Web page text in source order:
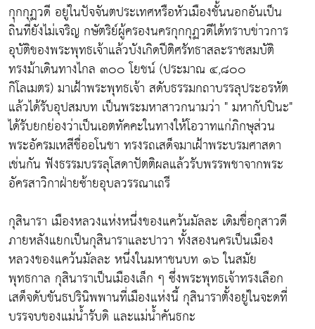
กุกกุฏวดี อยู่ในปัจจันตประเทศหรือหัวเมืองชั้นนอกอันเป็น
ถิ่นที่ยังไม่เจริญ กษัตริย์ผู้ครองนครกุกกุฏวดีได้ทราบข่าวการ
อุบัติของพระพุทธเจ้าแล้วบังเกิดปีติศรัทธาสละราชสมบัติ
ทรงม้าเดินทางไกล ๓๐๐ โยชน์ (ประมาณ ๔,๘๐๐
กิโลเมตร) มาเฝ้าพระพุทธเจ้า สดับธรรมกถาบรรลุประอรหัต
แล้วได้รับอุปสมบท เป็นพระมหาสาวกนามว่า " มหากัปปินะ"
ได้รับยกย่องว่าเป็นเอตทัคคะในทางให้โอวาทแก่ภิกษุส่วน
พระอัครมเหสีชื่ออโนชา ทรงรถเสด็จมาเฝ้าพระบรมศาสดา
เช่นกัน ฟังธรรมบรรลุโสดาปัตติผลแล้วรับพรรพชาจากพระ
อัครสาวิกาฝ่ายซ้ายอุบลวรรณาเถรี
กุสินารา เมืองหลวงแห่งหนึ่งของแคว้นมัลละ เดิมชื่อกุสาวดี
ภายหลังแยกเป็นกุสินาราและปาวา ทั้งสองนครเป็นเมือง
หลวงของแคว้นมัลละ หนึ่งในมหาชนบท ๑๖ ในสมัย
พุทธกาล กุสินาราเป็นเมืองเล็ก ๆ ซึ่งพระพุทธเจ้าทรงเลือก
เสด็จดับขันธปรินิพพานที่เมืองแห่งนี้ กุสินาราตั้งอยู่ในจะดที่
บรรจบของแม่น้ำรับดิ และแม่น้ำคันธกะ